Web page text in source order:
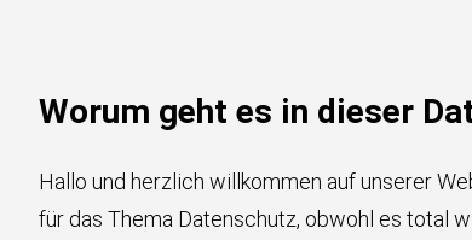
Worum geht es in dieser
Hallo und herzlich willkommen auf unserer
für das Thema Datenschutz, obwohl es total